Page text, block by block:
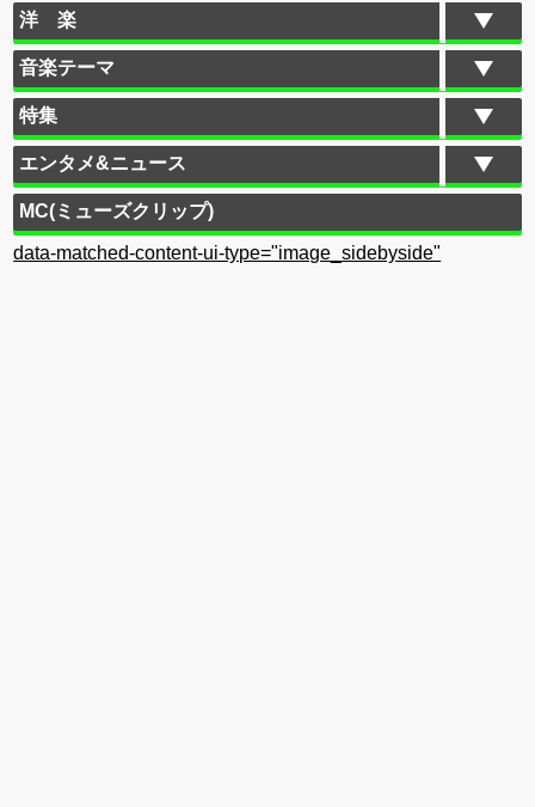
洋 楽
音楽テーマ
特集
エンタメ&ニュース
MC(ミューズクリップ)
data-matched-content-ui-type="image_sidebyside"